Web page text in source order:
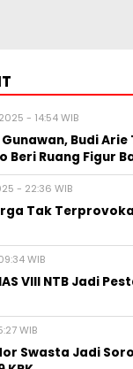
- 14:54 WIB
Gunawan, Budi
Beri Ruang Figur
- 22:36 WIB
Tak
WIB
VIII NTB Jadi
WIB
Swasta Jadi